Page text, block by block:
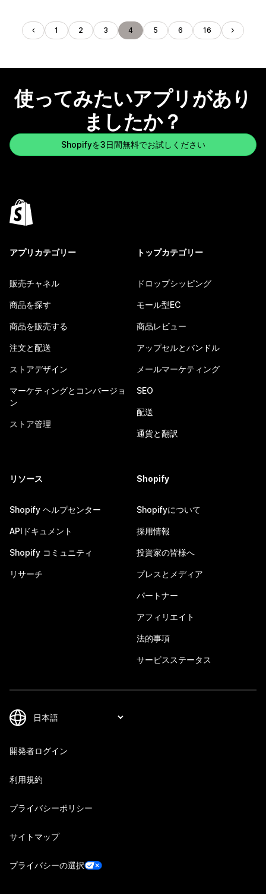
1 2 3 4 5 6 16
使ってみたいアプリがあり
ましたか？
Shopifyを3日間無料でお試しください
アプリカテゴリー
販売チャネル
商品を探す
商品を販売する
注文と配送
ストアデザイン
マーケティングとコンバージョ
ン
ストア管理
トップカテゴリー
ドロップシッピング
モール型EC
商品レビュー
アップセルとバンドル
メールマーケティング
SEO
配送
通貨と翻訳
リソース
Shopify ヘルプセンター
APIドキュメント
Shopify コミュニティ
リサーチ
Shopify
Shopifyについて
採用情報
投資家の皆様へ
プレスとメディア
パートナー
アフィリエイト
法的事項
サービスステータス
開発者ログイン
利用規約
プライバシーポリシー
サイトマップ
プライバシーの選択